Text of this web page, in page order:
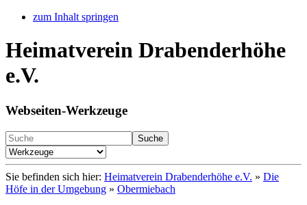
zum Inhalt springen
Heimatverein Drabenderhöhe
e.V.
Webseiten-Werkzeuge
Suche
Sie befinden sich hier: Heimatverein Drabenderhöhe e.V. » Die
Höfe in der Umgebung » Obermiebach